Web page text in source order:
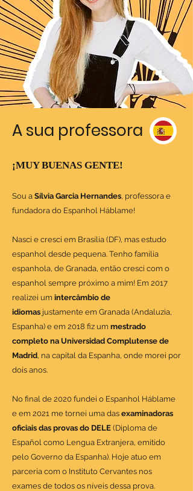
A sua professora
¡MUY BUENAS GENTE!
Sou a Sílvia Garcia Hernandes, professora e
fundadora do Espanhol Háblame!
Nasci e cresci em Brasília (DF), mas estudo
espanhol desde pequena. Tenho família
espanhola, de Granada, então cresci com o
espanhol sempre próximo a mim! Em 2017
realizei um intercâmbio de
idiomas justamente em Granada (Andaluzia,
Espanha) e em 2018 fiz um mestrado
completo na Universidad Complutense de
Madrid, na capital da Espanha, onde morei por
dois anos.
No final de 2020 fundei o Espanhol Háblame
e em 2021 me tornei uma das examinadoras
oficiais das provas do DELE (Diploma de
Español como Lengua Extranjera, emitido
pelo Governo da Espanha). Hoje atuo em
parceria com o Instituto Cervantes nos
exames de todos os níveis dessa prova.